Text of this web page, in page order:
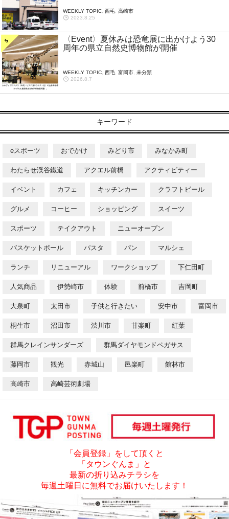
WEEKLY TOPIC, 西毛, 高崎市
2023.8.25
〈Event〉夏休みは恐竜展に出かけよう30
周年の県立自然史博物館が開催
WEEKLY TOPIC, 西毛, 富岡市, 未分類
2026.8.7
キーワード
eスポーツ おでかけ みどり市 みなかみ町
わたらせ渓谷鐵道 アクエル前橋 アクティビティー
イベント カフェ キッチンカー クラフトビール
グルメ コーヒー ショッピング スイーツ
スポーツ テイクアウト ニューオープン
バスケットボール パスタ パン マルシェ
ランチ リニューアル ワークショップ 下仁田町
人気商品 伊勢崎市 体験 前橋市 吉岡町
大泉町 太田市 子供と行きたい 安中市 富岡市
桐生市 沼田市 渋川市 甘楽町 紅葉
群馬クレインサンダーズ 群馬ダイヤモンドペガサス
藤岡市 観光 赤城山 邑楽町 館林市
高崎市 高崎芸術劇場
「会員登録」をして頂くと
「タウンぐんま」と
最新の折り込みチラシを
毎週土曜日に無料でお届けいたします！